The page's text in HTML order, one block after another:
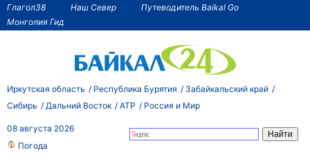
Глагол38 Наш Север
Путеводитель Baikal Go
Монголия Гид
Иркутская область Республика Бурятия
Забайкальский край
Сибирь
Дальний Восток АТР Россия и Мир
08 августа 2026
Погода